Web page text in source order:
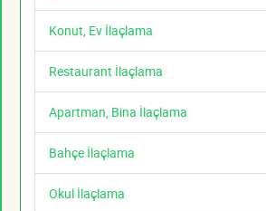
Konut, Ev İlaçlama
Restaurant İlaçlama
Apartman, Bina İlaçlama
Bahçe İlaçlama
Okul İlaçlama